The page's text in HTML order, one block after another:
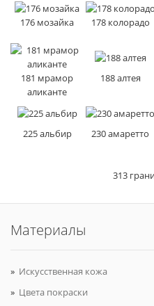
176 мозайка 178 колорадо
181 мрамор
аликанте
188 алтея
225 альбир 230 амаретто
313
Материалы
Искусственная кожа
Цвета покраски